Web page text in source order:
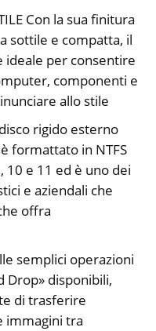
Con la sua finitura
sottile e compatta, il
ideale per consentire
componenti e
allo stile
rigido esterno
formattato in NTFS
e 11 ed è uno dei
e aziendali che
offra
semplici operazioni
Drop» disponibili,
di trasferire
immagini tra